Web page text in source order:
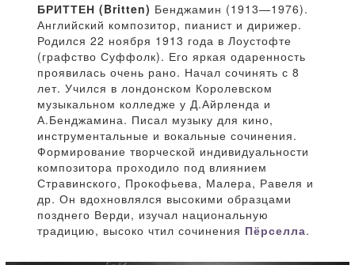
БРИТТЕН (Britten) Бенджамин (1913—1976).
Английский композитор, пианист и дирижер.
Родился 22 ноября 1913 года в Лоустофте
(графство Суффолк). Его яркая одаренность
проявилась очень рано. Начал сочинять с 8
лет. Учился в лондонском Королевском
музыкальном колледже у Д.Айрленда и
А.Бенджамина. Писал музыку для кино,
инструментальные и вокальные сочинения.
Формирование творческой индивидуальности
композитора проходило под влиянием
Стравинского, Прокофьева, Малера, Равеля и
др. Он вдохновлялся высокими образцами
позднего Верди, изучал национальную
традицию, высоко чтил сочинения Пёрселла.